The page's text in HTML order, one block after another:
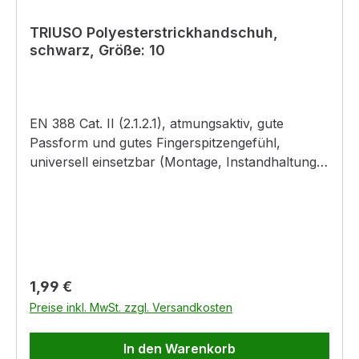
TRIUSO Polyesterstrickhandschuh,
schwarz, Größe: 10
EN 388 Cat. II (2.1.2.1), atmungsaktiv, gute
Passform und gutes Fingerspitzengefühl,
universell einsetzbar (Montage, Instandhaltung,
Regulärer Preis:
1,99 €
Preise inkl. MwSt. zzgl. Versandkosten
In den Warenkorb